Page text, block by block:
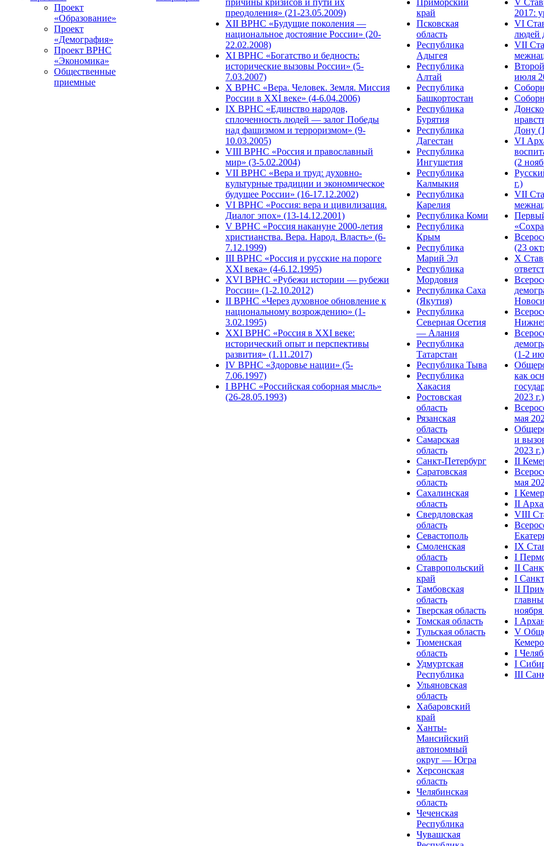
Проект
«Образование»
Проект
«Демография»
Проект ВРНС
«Экономика»
Общественные
приемные
причины кризисов и пути их
преодоления» (21-23.05.2009)
XII ВРНС «Будущие поколения —
национальное достояние России» (20-
22.02.2008)
XI ВРНС «Богатство и бедность:
исторические вызовы России» (5-
7.03.2007)
X ВРНС «Вера. Человек. Земля. Миссия
России в XXI веке» (4-6.04.2006)
IX ВРНС «Единство народов,
сплоченность людей — залог Победы
над фашизмом и терроризмом» (9-
10.03.2005)
VIII ВРНС «Россия и православный
мир» (3-5.02.2004)
VII ВРНС «Вера и труд: духовно-
культурные традиции и экономическое
будущее России» (16-17.12.2002)
VI ВРНС «Россия: вера и цивилизация.
Диалог эпох» (13-14.12.2001)
V ВРНС «Россия накануне 2000-летия
христианства. Вера. Народ. Власть» (6-
7.12.1999)
III ВРНС «Россия и русские на пороге
XXI века» (4-6.12.1995)
XVI ВРНС «Рубежи истории — рубежи
России» (1-2.10.2012)
II ВРНС «Через духовное обновление к
национальному возрождению» (1-
3.02.1995)
XХI ВРНС «Россия в XXI веке:
исторический опыт и перспективы
развития» (1.11.2017)
IV ВРНС «Здоровье нации» (5-
7.06.1997)
I ВРНС «Российская соборная мысль»
(26-28.05.1993)
Приморский
край
Псковская
область
Республика
Адыгея
Республика
Алтай
Республика
Башкортостан
Республика
Бурятия
Республика
Дагестан
Республика
Ингушетия
Республика
Калмыкия
Республика
Карелия
Республика Коми
Республика
Крым
Республика
Марий Эл
Республика
Мордовия
Республика Саха
(Якутия)
Республика
Северная Осетия
— Алания
Республика
Татарстан
Республика Тыва
Республика
Хакасия
Ростовская
область
Рязанская
область
Самарская
область
Санкт-Петербург
Саратовская
область
Сахалинская
область
Свердловская
область
Севастополь
Смоленская
область
Ставропольский
край
Тамбовская
область
Тверская область
Томская область
Тульская область
Тюменская
область
Удмуртская
Республика
Ульяновская
область
Хабаровский
край
Ханты-
Мансийский
автономный
округ — Югра
Херсонская
область
Челябинская
область
Чеченская
Республика
Чувашская
V
2017:
VI
людей
VII
июля
Дону
VI
(2
г.)
VII
(23
X
(1-2
как
2023 г.)
мая
и
2023 г.)
II
мая
I
II
VIII
IX
I
II
I
II
ноября
I
V
I
I
III